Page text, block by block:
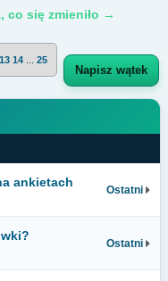
co się zmieniło →
13 14 25
Napisz wątek
ankietach
Ostatni
Ostatni